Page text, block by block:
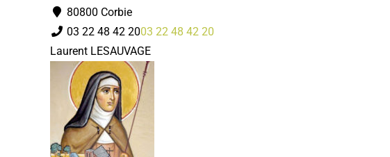
80800 Corbie
03 22 48 42 2003 22 48 42 20
Laurent LESAUVAGE